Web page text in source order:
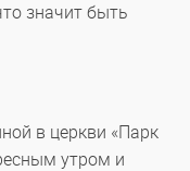
значит быть
в церкви «Парк
утром и